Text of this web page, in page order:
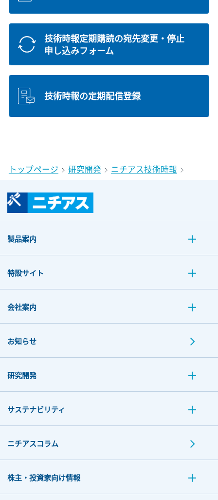
技術時報定期購読の宛先変更・停止
申し込みフォーム
技術時報の定期配信登録
トップページ 研究開発 ニチアス技術時報
製品案内
特設サイト
会社案内
お知らせ
研究開発
サステナビリティ
ニチアスコラム
株主・投資家向け情報